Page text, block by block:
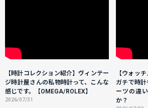
【時計コレクション紹介】ヴィンテー
ジ時計屋さんの私物時計って、こんな
感じです。【OMEGA/ROLEX】
2026/07/31
【ウォッ
ガチで時
ーツの違
か？